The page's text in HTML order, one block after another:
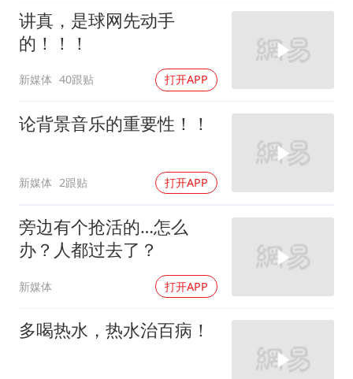
讲真，是球网先动手
的！！！
新媒体 40跟贴 打开APP
论背景音乐的重要性！！
新媒体 2跟贴 打开APP
旁边有个抢活的…怎么
办？人都过去了？
新媒体 打开APP
多喝热水，热水治百病！